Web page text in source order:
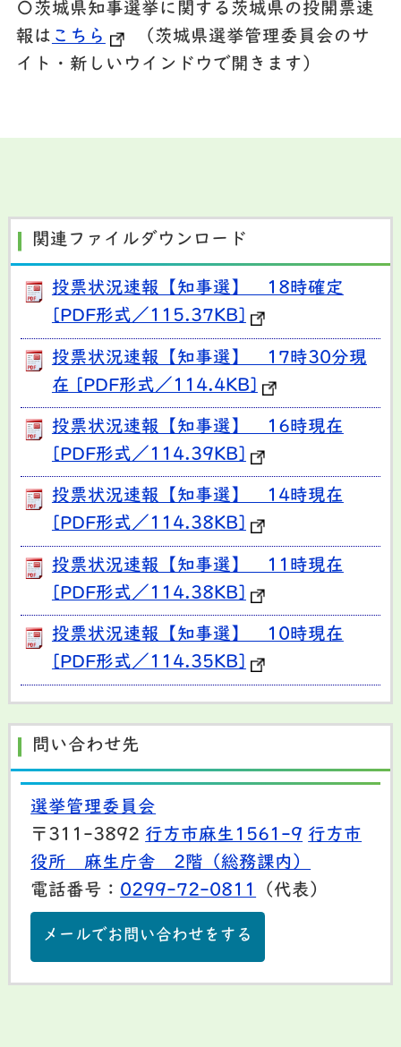
〇茨城県知事選挙に関する茨城県の投開票速
報は こちら
（茨城県選挙管理委員会のサ
イト・新しいウインドウで開きます）
関連ファイルダウンロード
投票状況速報【知事選】 18時確定
[PDF形式／115.37KB]
投票状況速報【知事選】 17時30分現
在 [PDF形式／114.4KB]
投票状況速報【知事選】 16時現在
[PDF形式／114.39KB]
投票状況速報【知事選】 14時現在
[PDF形式／114.38KB]
投票状況速報【知事選】 11時現在
[PDF形式／114.38KB]
投票状況速報【知事選】 10時現在
[PDF形式／114.35KB]
問い合わせ先
選挙管理委員会
〒311-3892 行方市麻生1561-9 行方市
役所 麻生庁舎 2階（総務課内）
電話番号： 0299-72-0811 （代表）
メールでお問い合わせをする